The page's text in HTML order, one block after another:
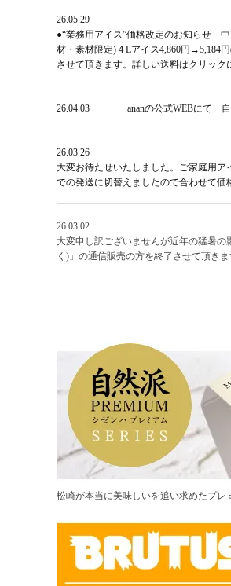
26.05.29
●“業務用アイス”価格改定のお知らせ
材・素材限定)４Lアイス4,860円→5,184
させて頂きます。詳しい送料はクリック
26.04.03 ananの公式WEBにて「
26.03.26
大変お待たせいたしました。ご家庭用
での発送に切替えましたので合わせて価
26.03.02
大変申し訳ございませんが近年の猛暑
く)」の通信販売の方を終了させて頂き
松崎が本当に美味しいを追い求めたプレ